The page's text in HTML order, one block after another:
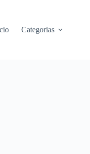
Categorias